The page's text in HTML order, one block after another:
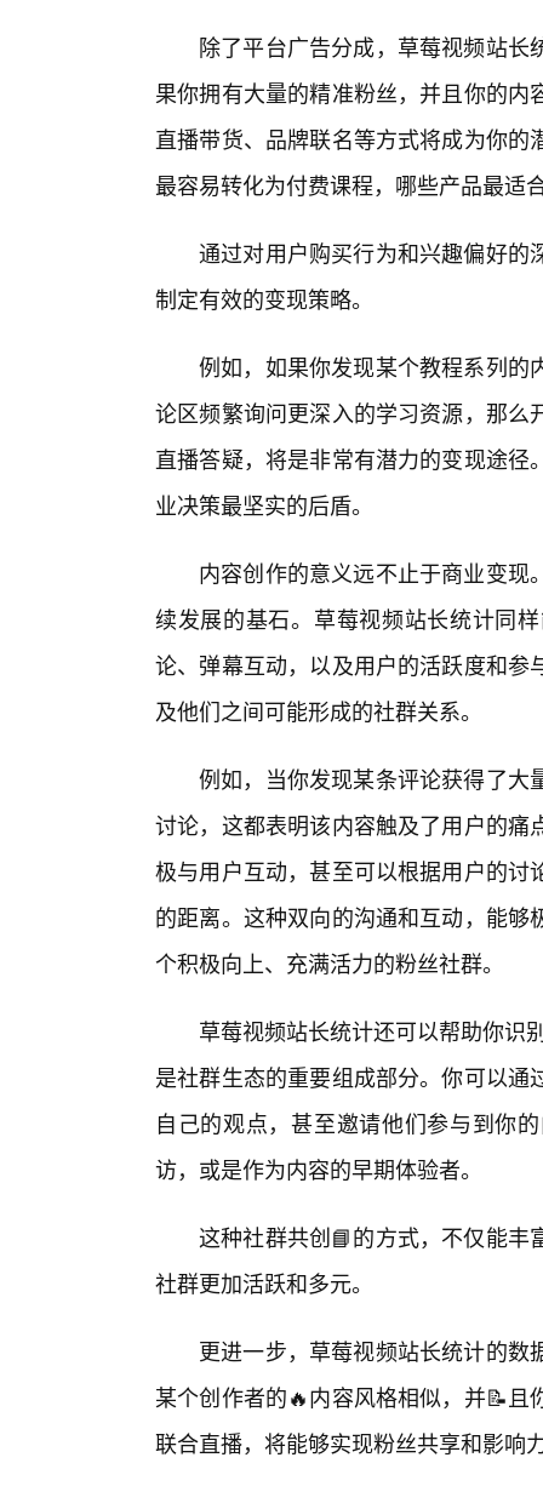
除了平台广告分成，草莓视频站
果你拥有大量的精准粉丝，并且你的
直播带货、品牌联名等方式将成为你
最容易转化为付费课程，哪些产品最适
通过对用户购买行为和兴趣偏好的
制定有效的变现策略。
例如，如果你发现某个教程系列的
论区频繁询问更深入的学习资源，那
直播答疑，将是非常有潜力的变现途
业决策最坚实的后盾。
内容创作的意义远不止于商业变
续发展的基石。草莓视频站长统计同
论、弹幕互动，以及用户的活跃度和
及他们之间可能形成的社群关系。
例如，当你发现某条评论获得了大
讨论，这都表明该内容触及了用户的
极与用户互动，甚至可以根据用户的
的距离。这种双向的沟通和互动，能
个积极向上、充满活力的粉丝社群。
草莓视频站长统计还可以帮助你识
是社群生态的重要组成部分。你可以
自己的观点，甚至邀请他们参与到你
访，或是作为内容的早期体验者。
这种社群共创📘的方式，不仅能丰
社群更加活跃和多元。
更进一步，草莓视频站长统计的
某个创作者的🔥内容风格相似，并📝
联合直播，将能够实现粉丝共享和影响